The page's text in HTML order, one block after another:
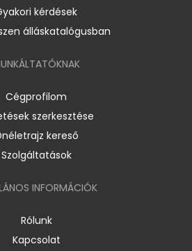
kérdések
álláskatalógusban
Cégprofilom
szerkesztése
kereső
Szolgáltatások
INFORMÁCIÓK
Rólunk
Kapcsolat